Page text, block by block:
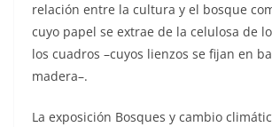
relación entre la cultura y el bosque
cuyo papel se extrae de la celulosa de
los cuadros –cuyos lienzos se fijan en
madera–.
La exposición Bosques y cambio